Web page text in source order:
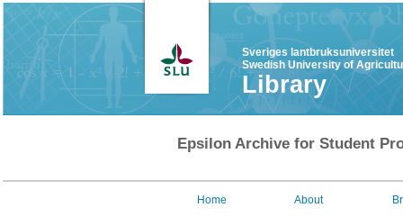
Sveriges lantbruksuniversitet
Swedish University of
Library
Epsilon Archive for Student
Home About